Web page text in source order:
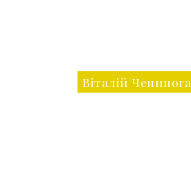
Віталій Чепинога